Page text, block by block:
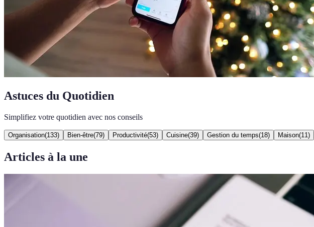
Astuces du Quotidien
Simplifiez votre quotidien avec nos conseils
Organisation(133) Bien-être(79) Productivité(53) Cuisine(39) Gestion du temps(18) Maison(11 )
Articles à la une